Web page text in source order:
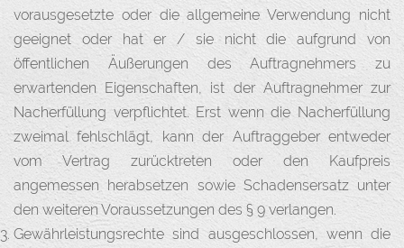
vorausgesetzte oder die allgemeine Verwendung nicht
geeignet oder hat er / sie nicht die aufgrund von
öffentlichen Äußerungen des Auftragnehmers zu
erwartenden Eigenschaften, ist der Auftragnehmer zur
Nacherfüllung verpflichtet. Erst wenn die Nacherfüllung
zweimal fehlschlägt, kann der Auftraggeber entweder
vom Vertrag zurücktreten oder den Kaufpreis
angemessen herabsetzen sowie Schadensersatz unter
den weiteren Voraussetzungen des § 9 verlangen.
Gewährleistungsrechte sind ausgeschlossen, wenn die